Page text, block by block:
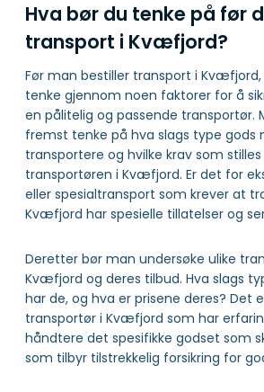
Hva bør du tenke på før
transport i Kvæfjord?
Før man bestiller transport i
tenke gjennom noen faktorer for å
en pålitelig og passende transportør.
fremst tenke på hva slags type gods
transportere og hvilke krav som
transportøren i Kvæfjord. Er det for
eller spesialtransport som krever at
Kvæfjord har spesielle tillatelser og
Deretter bør man undersøke ulike
Kvæfjord og deres tilbud. Hva slags
har de, og hva er prisene deres? Det
transportør i Kvæfjord som har
håndtere det spesifikke godset som
som tilbyr tilstrekkelig forsikring for